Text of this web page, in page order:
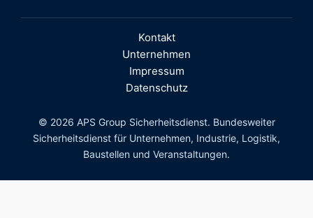
Kontakt
Unternehmen
Impressum
Datenschutz
© 2026 APS Group Sicherheitsdienst. Bundesweiter
Sicherheitsdienst für Unternehmen, Industrie, Logistik,
Baustellen und Veranstaltungen.